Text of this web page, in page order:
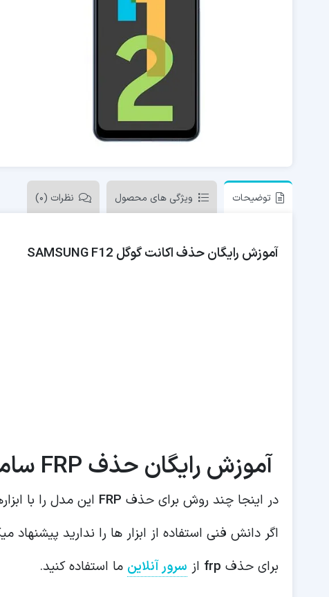
توضیحات ویژگی های محصول نظرات (0)
آموزش رایگان حذف اکانت گوگل SAMSUNG F12
آموزش رایگان حذف FRP سامسونگ F127g
در اینجا چند روش برای حذف FRP این مدل را با
اگر دانش فنی استفاده از ابزار ها را ندارید پیشنهاد
برای حذف frp از سرور آنلاین ما استفاده کنید.